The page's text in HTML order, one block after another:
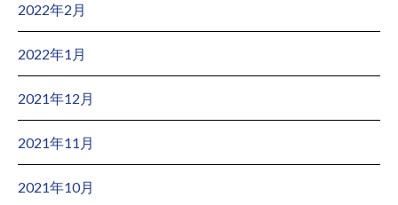
2022年2月
2022年1月
2021年12月
2021年11月
2021年10月